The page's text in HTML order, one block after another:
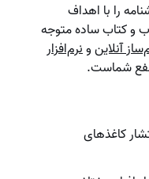
را با اهداف
و کتاب ساده متوجه
آنلاینونرم‌افزار
شماست.
کاغذهای